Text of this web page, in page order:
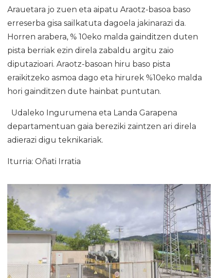
Arauetara jo zuen eta aipatu Araotz-basoa baso
erreserba gisa sailkatuta dagoela jakinarazi da.
Horren arabera, % 10eko malda gainditzen duten
pista berriak ezin direla zabaldu argitu zaio
diputazioari. Araotz-basoan hiru baso pista
eraikitzeko asmoa dago eta hirurek %10eko malda
hori gainditzen dute hainbat puntutan.
Udaleko Ingurumena eta Landa Garapena
departamentuan gaia bereziki zaintzen ari direla
adierazi digu teknikariak.
Iturria: Oñati Irratia